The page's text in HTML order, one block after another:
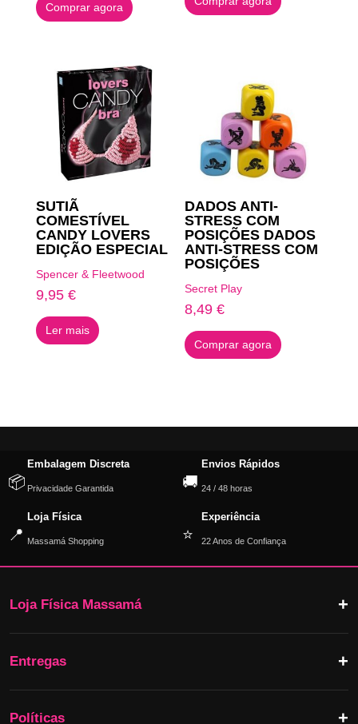
Comprar agora
SUTIÃ
COMESTÍVEL
CANDY LOVERS
EDIÇÃO ESPECIAL
Spencer & Fleetwood
9,95 €
Ler mais
DADOS ANTI-
STRESS COM
POSIÇÕES DADOS
ANTI-STRESS COM
POSIÇÕES
Secret Play
8,49€
Comprar agora
📦
Embalagem Discreta
Privacidade Garantida 🚚
Envios Rápidos
24 / 48 horas
📍
Loja Física
Massamá Shopping ⭐
Experiência
22 Anos de Confiança
Loja Física Massamá
Entregas
Políticas